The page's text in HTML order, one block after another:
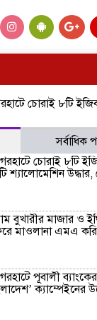
চোরাই ৮টি ইজিবাইক ও
সর্বাধিক
চোরাই ৮টি
শ্যালোমেশিন উদ্ধার,
বুখারীর মাজার ও
মাওলানা এমএ
পূবালী
ক্যাম্পেইনের